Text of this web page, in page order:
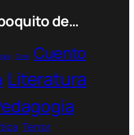
de…
Cine Cuento
Literatura
Terror